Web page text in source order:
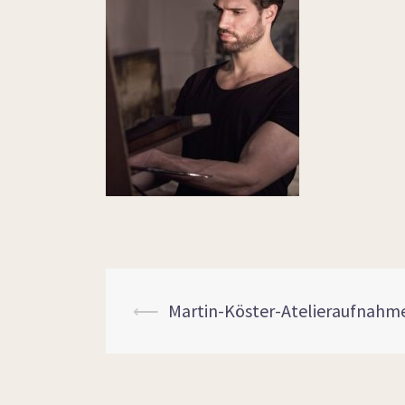
⟵ Martin-Köster-